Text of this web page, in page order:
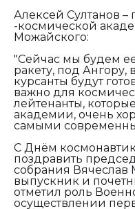
Алексей Султанов –
-космической
Можайского:
"Сейчас мы будем
ракету, под
курсанты будут
важно для
лейтенанты,
академии, очень
самыми
С Днём
поздравить
собрания
выпускник и
отметил роль
осуществлении